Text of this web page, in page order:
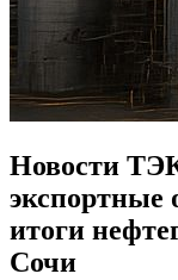
Новости
экспортные
итоги
Сочи